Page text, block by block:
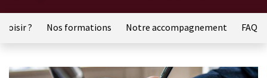
? Nos formations Notre accompagnement FAQ